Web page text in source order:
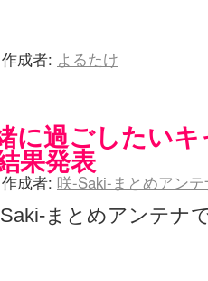
作成者: よるたけ
に過ごしたい
果発表
作成者: 咲-Saki-まとめアン
Saki-まとめアンテ